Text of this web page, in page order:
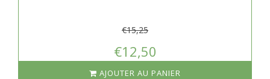
€15,25
€12,50
AJOUTER AU PANIER